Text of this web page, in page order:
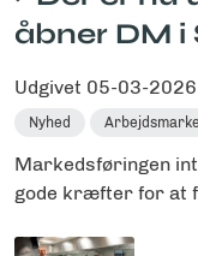
åbner DM i
Udgivet 05-03-2026
Nyhed
Markedsføringen
gode kræfter for at